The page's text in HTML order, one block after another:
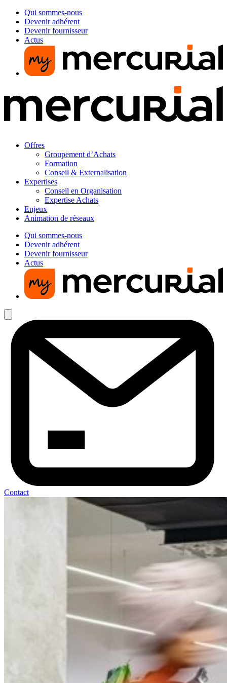
Qui sommes-nous
Devenir adhérent
Devenir fournisseur
Actus
Offres
Groupement d’Achats
Formation
Conseil & Externalisation
Expertises
Conseil en Organisation
Expertise Achats
Enjeux
Animation de réseaux
Qui sommes-nous
Devenir adhérent
Devenir fournisseur
Actus
Contact